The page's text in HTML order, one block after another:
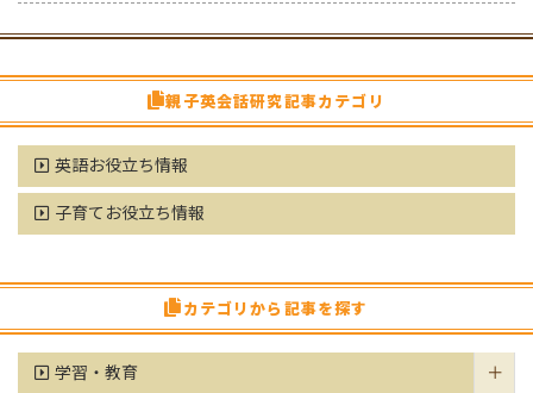
親子英会話研究記事カテゴリ
英語お役立ち情報
子育てお役立ち情報
カテゴリから記事を探す
学習・教育